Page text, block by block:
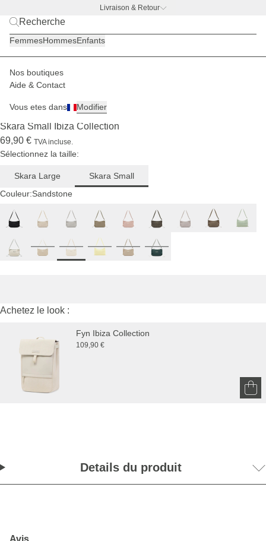
Livraison & Retour
BACK TO WORK —
FemmesHommesEnfants
Nos boutiques
Aide & Contact
Vous etes dans Modifier
Femmes Sacs à main
Chloé
mesure
(2823)
Skara Small Ibiza Collection
69,90 € TVA incluse.
Sélectionnez la taille:
Skara Large
Skara Small
Couleur:Sandstone
Achetez le look :
Fyn Ibiza Collection
109,90 €
Details du produit
Avis